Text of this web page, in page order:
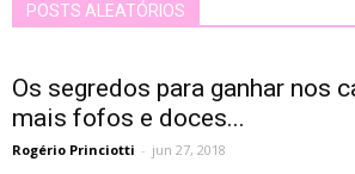
POSTS ALEATÓRIOS
Os segredos para ganhar nos
mais fofos e doces...
Rogério Princiotti - jun 27, 2018